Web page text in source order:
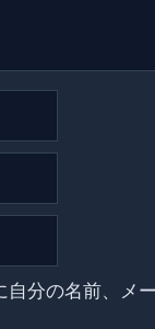
分の名前、メ